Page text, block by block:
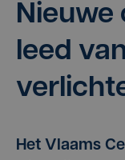
Nieu­we
leed
Het Vlaams